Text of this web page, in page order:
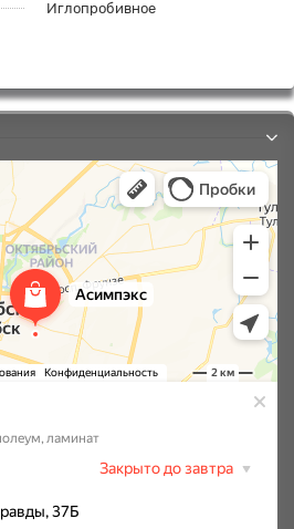
Иглопробивное